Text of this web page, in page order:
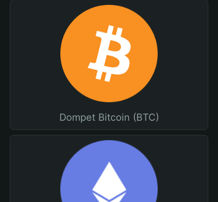
Dompet Bitcoin (BTC)